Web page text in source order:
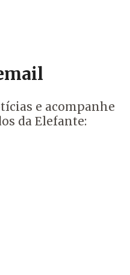
e acompanhe
da Elefante: